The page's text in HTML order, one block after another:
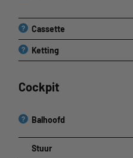
Cassette
?
Ketting
?
Cockpit
Balhoofd
?
Stuur